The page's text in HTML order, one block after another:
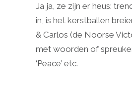
Ja ja, ze zijn er heus:
in, is het kerstballen
& Carlos (de Noorse
met woorden of
‘Peace’ etc.